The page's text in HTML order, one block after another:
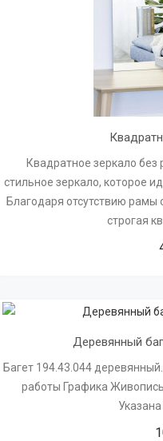
Квадратное зеркало
стильное зеркало, которое
Благодаря отсутствию рамы
строгая
Деревянный
Багет 194.43.044
работы Графика
Указана